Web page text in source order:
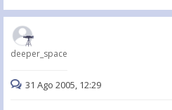
deeper_space
31 Ago 2005, 12:29